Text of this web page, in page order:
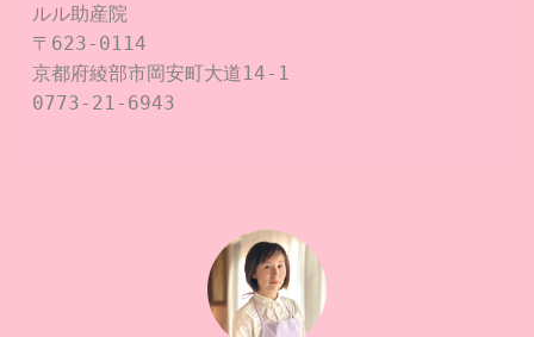
ルル助産院
〒623-0114
京都府綾部市岡安町大道14-1
0773-21-6943